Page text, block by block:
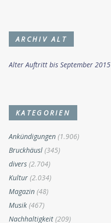
ARCHIV ALT
Alter Auftritt bis September 2015
KATEGORIEN
Ankündigungen (1.906)
Bruckhäusl (345)
divers (2.704)
Kultur (2.034)
Magazin (48)
Musik (467)
Nachhaltigkeit (209)